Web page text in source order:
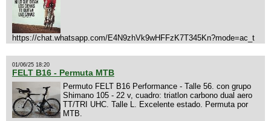
https://chat.whatsapp.com/E4N9zhVk9wHFFzK7T345Kn?mode=ac_t
01/06/25 18:20
FELT B16 - Permuta MTB
Permuto FELT B16 Performance - Talle 56. con grupo
Shimano 105 - 22 v, cuadro: triatlon carbono dual aero
TT/TRI UHC. Talle L. Excelente estado. Permuta por
MTB.